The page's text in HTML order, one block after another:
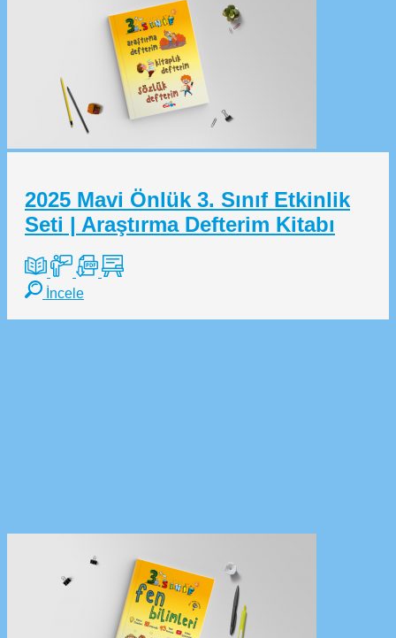
2025 Mavi Önlük 3. Sınıf Etkinlik
Seti | Araştırma Defterim Kitabı
İncele